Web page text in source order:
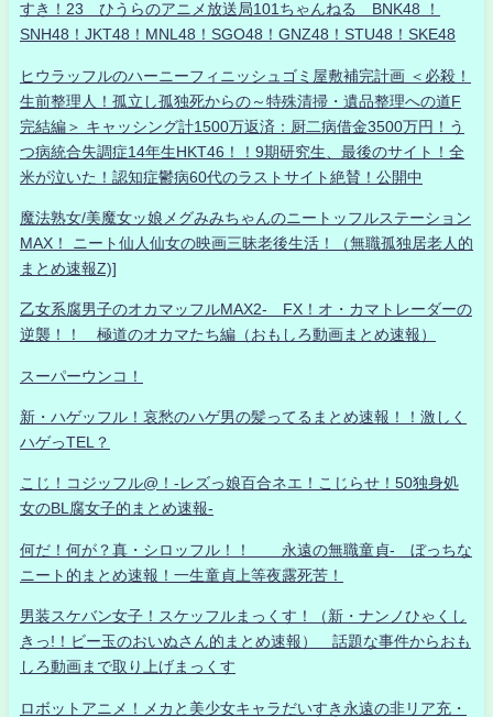
すき！23 ひうらのアニメ放送局101ちゃんねる BNK48 ！
SNH48！JKT48！MNL48！SGO48！GNZ48！STU48！SKE48
ヒウラッフルのハーニーフィニッシュゴミ屋敷補完計画 ＜必殺！
生前整理人！孤立し孤独死からの～特殊清掃・遺品整理への道F
完結編＞ キャッシング計1500万返済：厨二病借金3500万円！う
つ病統合失調症14年生HKT46！！9期研究生、最後のサイト！全
米が泣いた！認知症鬱病60代のラストサイト絶賛！公開中
魔法熟女/美魔女ッ娘メグみみちゃんのニートッフルステーション
MAX！ ニート仙人仙女の映画三昧老後生活！（無職孤独居老人的
まとめ速報Z)]
乙女系腐男子のオカマッフルMAX2- FX！オ・カマトレーダーの
逆襲！！ 極道のオカマたち編（おもしろ動画まとめ速報）
スーパーウンコ！
新・ハゲッフル！哀愁のハゲ男の髪ってるまとめ速報！！激しく
ハゲっTEL？
こじ！コジッフル@！-レズっ娘百合ネエ！こじらせ！50独身処
女のBL腐女子的まとめ速報-
何だ！何が？真・シロッフル！！ 永遠の無職童貞- ぼっちな
ニート的まとめ速報！一生童貞上等夜露死苦！
男装スケバン女子！スケッフルまっくす！（新・ナンノひゃくし
きっ!！ビー玉のおいぬさん的まとめ速報） 話題な事件からおも
しろ動画まで取り上げまっくす
ロボットアニメ！メカと美少女キャラだいすき永遠の非リア充・